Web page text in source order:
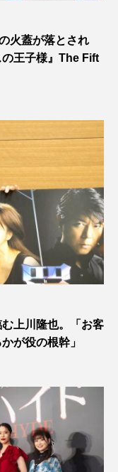
火蓋が落とされ
王子様』The Fift
上川隆也。「お客
が役の根幹」